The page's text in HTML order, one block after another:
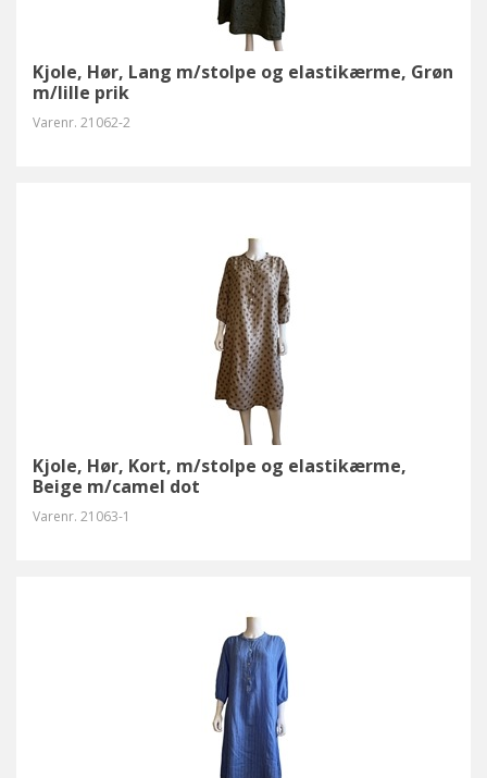
Kjole, Hør, Lang m/stolpe og elastikærme, Grøn
m/lille prik
Varenr. 21062-2
Kjole, Hør, Kort, m/stolpe og elastikærme,
Beige m/camel dot
Varenr. 21063-1